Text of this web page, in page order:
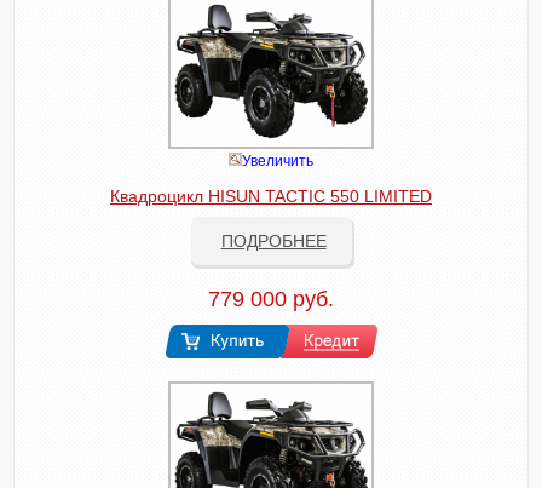
Увеличить
Квадроцикл HISUN TACTIC 550 LIMITED
ПОДРОБНЕЕ
779 000 руб.